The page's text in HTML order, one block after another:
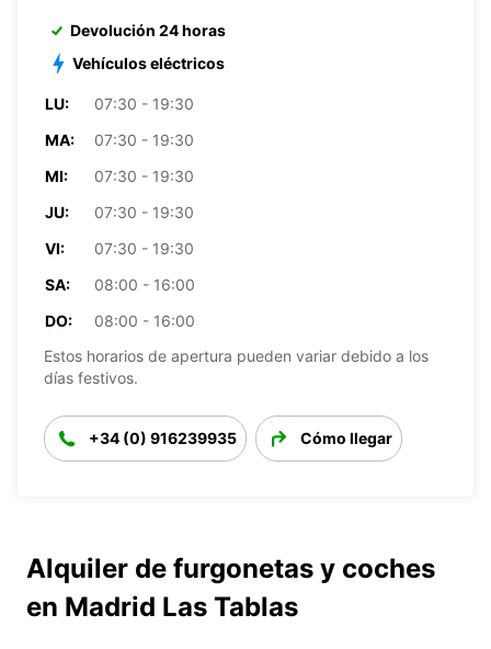
Devolución 24 horas
Vehículos eléctricos
LU:
07:30 - 19:30
MA:
07:30 - 19:30
MI:
07:30 - 19:30
JU:
07:30 - 19:30
VI:
07:30 - 19:30
SA:
08:00 - 16:00
DO:
08:00 - 16:00
Estos horarios de apertura pueden variar debido a los
días festivos.
+34 (0) 916239935 Cómo llegar
Alquiler de furgonetas y coches
en Madrid Las Tablas